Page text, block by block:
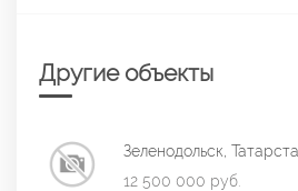
Другие объекты
Зеленодольск,
12 500 000 руб.